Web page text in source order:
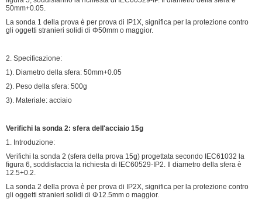
50mm+0.05.
La sonda 1 della prova è per prova di IP1X, significa per la protezione contro
gli oggetti stranieri solidi di Φ50mm o maggior.
2. Specificazione:
1). Diametro della sfera: 50mm+0.05
2). Peso della sfera: 500g
3). Materiale: acciaio
Verifichi la sonda 2: sfera dell'acciaio 15g
1. Introduzione:
Verifichi la sonda 2 (sfera della prova 15g) progettata secondo IEC61032 la
figura 6, soddisfaccia la richiesta di IEC60529-IP2. Il diametro della sfera è
12.5+0.2.
La sonda 2 della prova è per prova di IP2X, significa per la protezione contro
gli oggetti stranieri solidi di Φ12.5mm o maggior.